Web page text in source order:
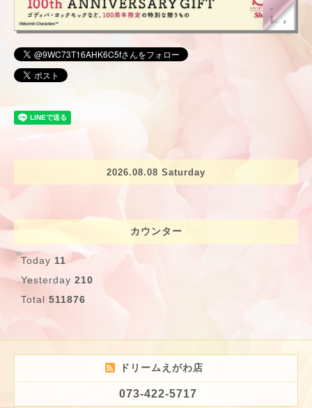
2026.08.08 Saturday
カウンター
Today 11
Yesterday 210
Total 511876
ドリームえがわ店
073-422-5717